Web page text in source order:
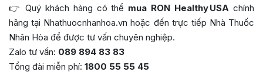
👉 Quý khách hàng có thể mua RON Healthy USA chính
hãng tại Nhathuocnhanhoa.vn hoặc đến trực tiếp Nhà Thuốc
Nhân Hòa để được tư vấn chuyên nghiệp.
Zalo tư vấn: 089 894 83 83
Tổng đài miễn phí: 1800 55 55 45